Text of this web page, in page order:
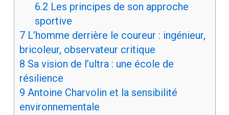
6.2 Les principes de son approche
sportive
7L’homme derrière le coureur : ingénieur,
bricoleur, observateur critique
8 Sa vision de l’ultra : une école de
résilience
9 Antoine Charvolin et la sensibilité
environnementale